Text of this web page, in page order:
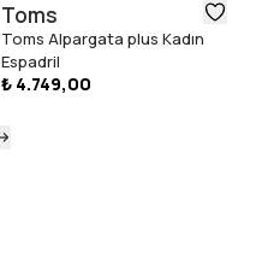
Toms
Toms Alpargata plus Kadın
Espadril
₺ 4.749,00